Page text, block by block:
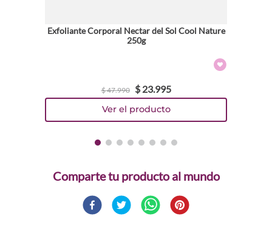
Exfoliante Corporal Nectar del Sol Cool Nature
250g
$47.990 $ 23.995
Comparte